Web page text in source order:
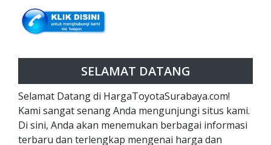
SELAMAT DATANG
Selamat Datang di HargaToyotaSurabaya.com!
Kami sangat senang Anda mengunjungi situs kami.
Di sini, Anda akan menemukan berbagai informasi
terbaru dan terlengkap mengenai harga dan